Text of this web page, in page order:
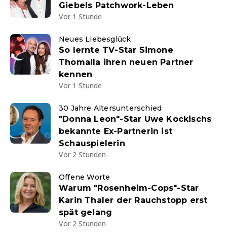
Giebels Patchwork-Leben
Vor 1 Stunde
Neues Liebesglück
So lernte TV-Star Simone
Thomalla ihren neuen Partner
kennen
Vor 1 Stunde
30 Jahre Altersunterschied
"Donna Leon"-Star Uwe Kockischs
bekannte Ex-Partnerin ist
Schauspielerin
Vor 2 Stunden
Offene Worte
Warum "Rosenheim-Cops"-Star
Karin Thaler der Rauchstopp erst
spät gelang
Vor 2 Stunden